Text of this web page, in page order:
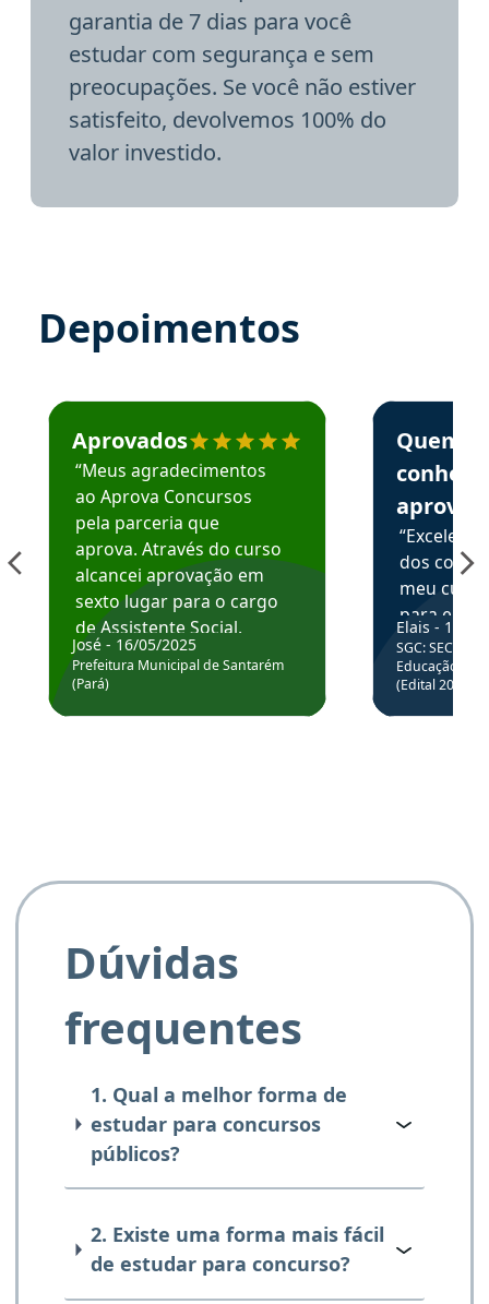
garantia de 7 dias para você
estudar com segurança e sem
preocupações. Se você não estiver
satisfeito, devolvemos 100% do
valor investido.
Depoimentos
Estudante José recomenda o Aprova Concursos em
Aprovados
“Meus agradecimentos
ao Aprova Concursos
pela parceria que
aprova. Através do curso
alcancei aprovação em
sexto lugar para o cargo
de Assistente Social.
Hoje estou atuando na
Prefeitura de Santarém.
José - 16/05/2025
Prefeitura Municipal de Santarém
(Pará)
Estudante
Quem
aprova
dos
meu
para
colocar
através
de
Elais - 15/
SGC: SEC BA
Educação
(Edital
Dúvidas
frequentes
1. Qual a melhor forma de
estudar para concursos
públicos?
2. Existe uma forma mais fácil
de estudar para concurso?